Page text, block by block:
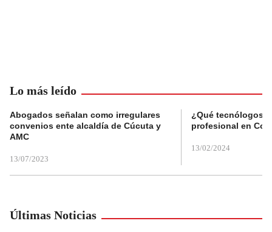
Lo más leído
Abogados señalan como irregulares
convenios ente alcaldía de Cúcuta y
AMC
13/07/2023
¿Qué tecnólogos
profesional en
13/02/2024
Últimas Noticias